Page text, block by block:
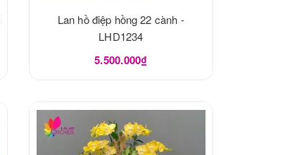
Lan hồ điệp hồng 22 cành -
LHD1234
5.500.000₫